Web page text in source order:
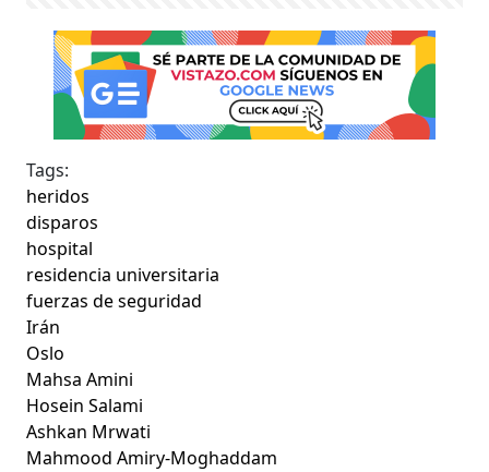
Tags:
heridos
disparos
hospital
residencia universitaria
fuerzas de seguridad
Irán
Oslo
Mahsa Amini
Hosein Salami
Ashkan Mrwati
Mahmood Amiry-Moghaddam